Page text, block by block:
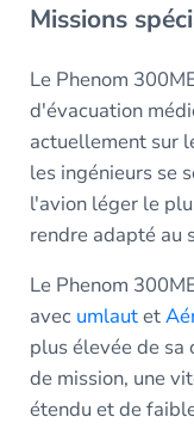
Missions
Le Phenom
d'évacuation
actuellement sur
les ingénieurs se
l'avion léger le
rendre adapté au
Le Phenom
avec umlautet
plus élevée de
de mission, une
étendu et de